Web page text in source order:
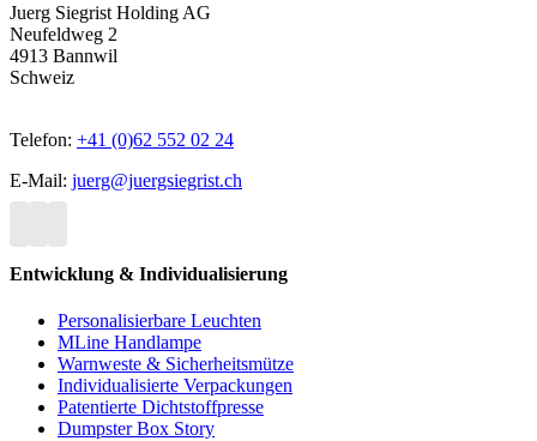
Juerg Siegrist Holding AG
Neufeldweg 2
4913 Bannwil
Schweiz
Telefon: +41 (0)62 552 02 24
E-Mail: juerg@juergsiegrist.ch
Entwicklung & Individualisierung
Personalisierbare Leuchten
MLine Handlampe
Warnweste & Sicherheitsmütze
Individualisierte Verpackungen
Patentierte Dichtstoffpresse
Dumpster Box Story